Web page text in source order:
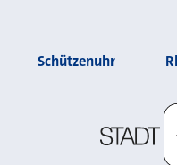
Schützenuhr